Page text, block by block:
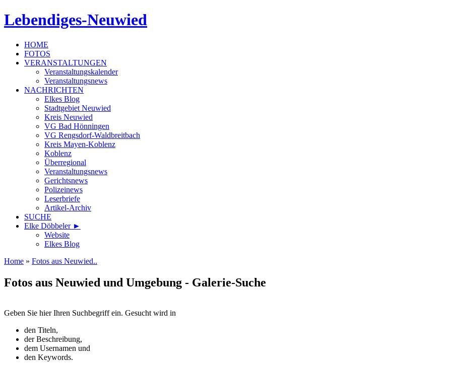
Lebendiges-Neuwied
HOME
FOTOS
VERANSTALTUNGEN
Veranstaltungskalender
Veranstaltungsnews
NACHRICHTEN
Elkes Blog
Stadtgebiet Neuwied
Kreis Neuwied
VG Bad Hönningen
VG Rengsdorf-Waldbreitbach
Kreis Mayen-Koblenz
Koblenz
Überregional
Veranstaltungsnews
Gerichtsnews
Polizeinews
Leserbriefe
Artikel-Archiv
SUCHE
Elke Döbbeler ►
Website
Elkes Blog
Home » Fotos aus Neuwied..
Fotos aus Neuwied und Umgebung - Galerie-Suche
Geben Sie hier Ihren Suchbegriff ein. Gesucht wird in
den Titeln,
der Beschreibung,
dem Usernamen und
den Keywords.